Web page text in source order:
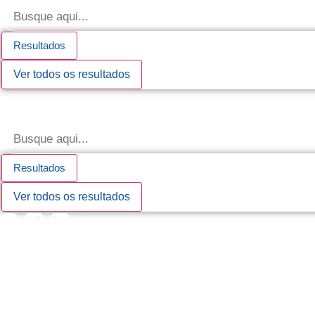
para
conteúdo
Resultados
Ver todos os resultados
Resultados
Ver todos os resultados